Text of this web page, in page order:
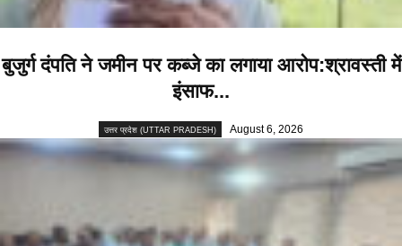
बुजुर्ग दंपति ने जमीन पर कब्जे का लगाया आरोप:श्रावस्ती में
इंसाफ...
उत्तर प्रदेश (UTTAR PRADESH) August 6, 2026